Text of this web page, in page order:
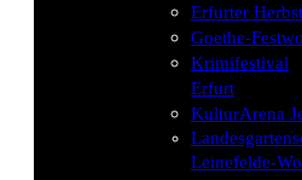
Erfurter
Goethe-
Krimifestival
Erfurt
KulturArena
Leinefelde-